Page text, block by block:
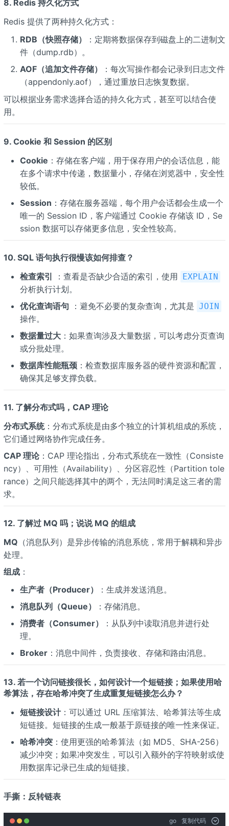
8. Redis 持久化方式
Redis 提供了两种持久化方式：
RDB（快照存储）
：定期将数据保存到磁盘上的二进制文
件（dump.rdb）。
AOF（追加文件存储）
：每次写操作都会记录到日志文件
（appendonly.aof），通过重放日志恢复数据。
可以根据业务需求选择合适的持久化方式，甚至可以结合使
用。
9. Cookie 和 Session 的区别
Cookie ：存储在客户端，用于保存用户的会话信息，能
在多个请求中传递，数据量小，存储在浏览器中，安全性
较低。
Session ：存储在服务器端，每个用户会话都会生成一个
唯一的 Session ID，客户端通过 Cookie 存储该 ID，Se
ssion 数据可以存储更多信息，安全性较高。
10. SQL 语句执行很慢该如何排查？
检查索引 ：查看是否缺少合适的索引，使用 EXPLAIN
分析执行计划。
优化查询语句 ：避免不必要的复杂查询，尤其是 JOIN
操作。
数据量过大：如果查询涉及大量数据，可以考虑分页查询
或分批处理。
数据库性能瓶颈：检查数据库服务器的硬件资源和配置，
确保其足够支撑负载。
11. 了解分布式吗，CAP 理论
分布式系统：分布式系统是由多个独立的计算机组成的系统，
它们通过网络协作完成任务。
CAP 理论：CAP 理论指出，分布式系统在一致性（Consiste
ncy）、可用性（Availability）、分区容忍性（Partition tole
rance）之间只能选择其中的两个，无法同时满足这三者的需
求。
12. 了解过 MQ 吗；说说 MQ 的组成
MQ （消息队列）是异步传输的消息系统，常用于解耦和异步
处理。
组成：
生产者（Producer）
：生成并发送消息。
消息队列（Queue）
：存储消息。
消费者（Consumer）
：从队列中读取消息并进行处
理。
Broker：消息中间件，负责接收、存储和路由消息。
13. 若一个访问链接很长，如何设计一个短链接；如果使用哈
希算法，存在哈希冲突了生成重复短链接怎么办？
短链接设计：可以通过 URL 压缩算法、哈希算法等生成
短链接。短链接的生成一般基于原链接的唯一性来保证。
哈希冲突：使用更强的哈希算法（如 MD5、SHA-256）
减少冲突；如果冲突发生，可以引入额外的字符映射或使
用数据库记录已生成的短链接。
手撕：反转链表
go 复制代码